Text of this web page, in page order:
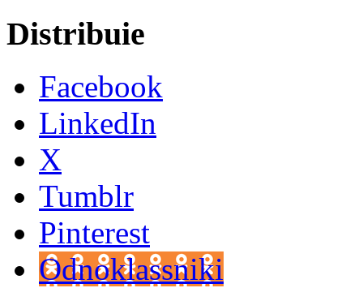
Distribuie
Facebook
LinkedIn
X
Tumblr
Pinterest
Odnoklassniki